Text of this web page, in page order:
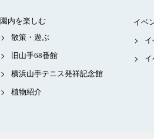
園内を楽しむ
散策・遊ぶ
旧山手68番館
横浜山手テニス発祥記念館
植物紹介
イベ